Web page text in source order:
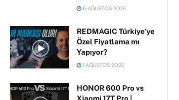
6 AĞUSTOS 2026
REDMAGIC Türkiye’ye
Özel Fiyatlama mı
Yapıyor?
1 AĞUSTOS 2026
HONOR 600 Pro vs
Xiaomi 17T Pro |